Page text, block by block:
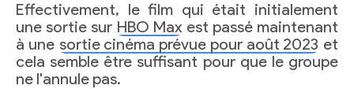
Effectivement, le film qui était initialement
une sortie sur HBO Max est passé maintenant
à une sortie cinéma prévue pour août 2023 et
cela semble être suffisant pour que le groupe
ne l'annule pas.